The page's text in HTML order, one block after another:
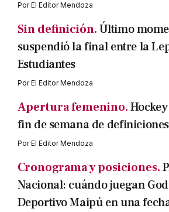
PorEl Editor Mendoza
Sin definición.Último
suspendió la final entre la
Estudiantes
PorEl Editor Mendoza
Apertura femenino.
fin de semana de definiciones
PorEl Editor Mendoza
Cronograma y posiciones.
Nacional: cuándo juegan
Deportivo Maipú en una